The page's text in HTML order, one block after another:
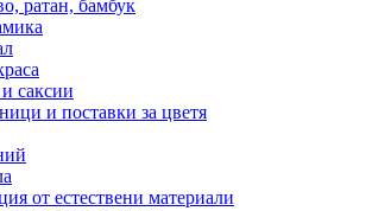
ратан, бамбук
саксии
и поставки за цветя
от естествени материали